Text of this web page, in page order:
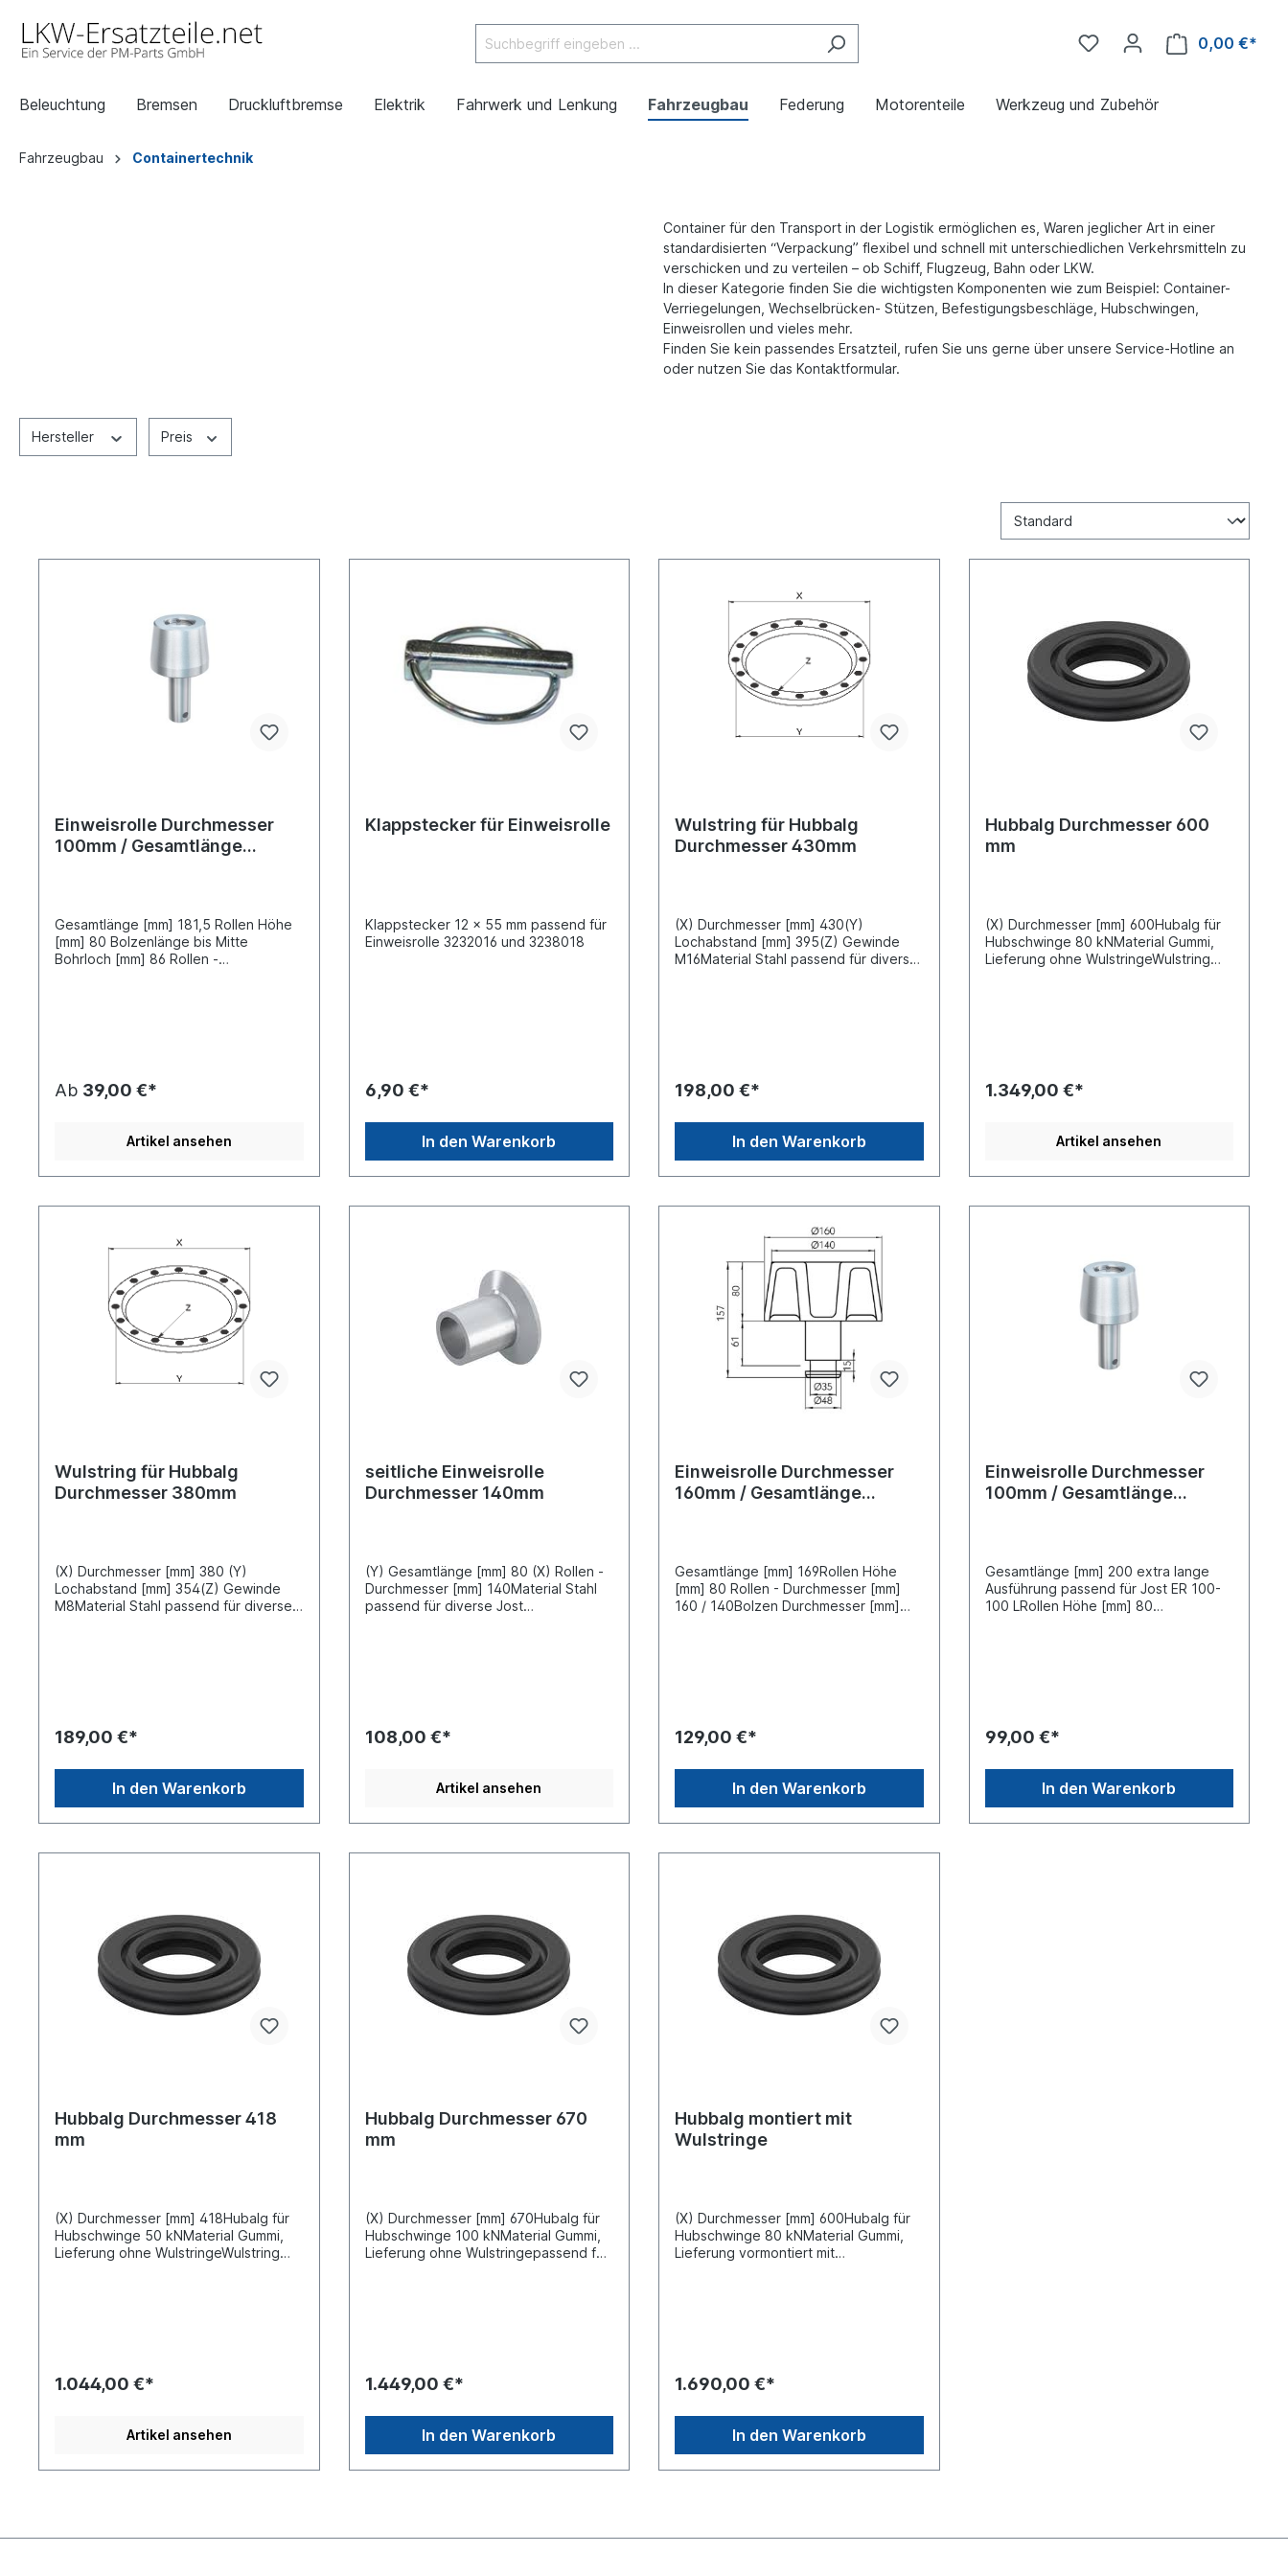
0,00 €*
Beleuchtung Bremsen Druckluftbremse Elektrik Fahrwerk und Lenkung Fahrzeugbau Federung Motorenteile Werkzeug und Zubehör
Fahrzeugbau Containertechnik
Container für den Transport in der Logistik ermöglichen es, Waren jeglicher Art in einer
standardisierten “Verpackung” flexibel und schnell mit unterschiedlichen Verkehrsmitteln zu
verschicken und zu verteilen – ob Schiff, Flugzeug, Bahn oder LKW.
In dieser Kategorie finden Sie die wichtigsten Komponenten wie zum Beispiel: Container-
Verriegelungen, Wechselbrücken- Stützen, Befestigungsbeschläge, Hubschwingen,
Einweisrollen und vieles mehr.
Finden Sie kein passendes Ersatzteil, rufen Sie uns gerne über unsere Service-Hotline an
oder nutzen Sie das Kontaktformular.
Hersteller Preis
Einweisrolle Durchmesser
100mm / Gesamtlänge
Gesamtlänge [mm] 181,5 Rollen Höhe
[mm] 80 Bolzenlänge bis Mitte
Bohrloch [mm] 86 Rollen -
Ab 39,00 €*
Artikel ansehen
Klappstecker für Einweisrolle
Klappstecker 12 x 55 mm passend für
Einweisrolle 3232016 und 3238018
6,90 €*
In den Warenkorb
Wulstring für Hubbalg
Durchmesser 430mm
(X) Durchmesser [mm] 430(Y)
Lochabstand [mm] 395(Z) Gewinde
M16Material Stahl passend für diverse
198,00 €*
In den Warenkorb
Hubbalg Durchmesser 600
mm
(X) Durchmesser [mm] 600Hubalg für
Hubschwinge 80 kNMaterial Gummi,
Lieferung ohne WulstringeWulstring
1.349,00 €*
Artikel ansehen
Wulstring für Hubbalg
Durchmesser 380mm
(X) Durchmesser [mm] 380 (Y)
Lochabstand [mm] 354(Z) Gewinde
M8Material Stahl passend für diverse
189,00 €*
In den Warenkorb
seitliche Einweisrolle
Durchmesser 140mm
(Y) Gesamtlänge [mm] 80 (X) Rollen -
Durchmesser [mm] 140Material Stahl
passend für diverse Jost
108,00 €*
Artikel ansehen
Einweisrolle Durchmesser
160mm / Gesamtlänge
Gesamtlänge [mm] 169Rollen Höhe
[mm] 80 Rollen - Durchmesser [mm]
160 / 140Bolzen Durchmesser [mm]
129,00 €*
In den Warenkorb
Einweisrolle Durchmesser
100mm / Gesamtlänge
Gesamtlänge [mm] 200 extra lange
Ausführung passend für Jost ER 100-
100 LRollen Höhe [mm] 80
99,00 €*
In den Warenkorb
Hubbalg Durchmesser 418
mm
(X) Durchmesser [mm] 418Hubalg für
Hubschwinge 50 kNMaterial Gummi,
Lieferung ohne WulstringeWulstring
1.044,00 €*
Artikel ansehen
Hubbalg Durchmesser 670
mm
(X) Durchmesser [mm] 670Hubalg für
Hubschwinge 100 kNMaterial Gummi,
Lieferung ohne Wulstringepassend für
1.449,00 €*
In den Warenkorb
Hubbalg montiert mit
Wulstringe
(X) Durchmesser [mm] 600Hubalg für
Hubschwinge 80 kNMaterial Gummi,
Lieferung vormontiert mit
1.690,00 €*
In den Warenkorb